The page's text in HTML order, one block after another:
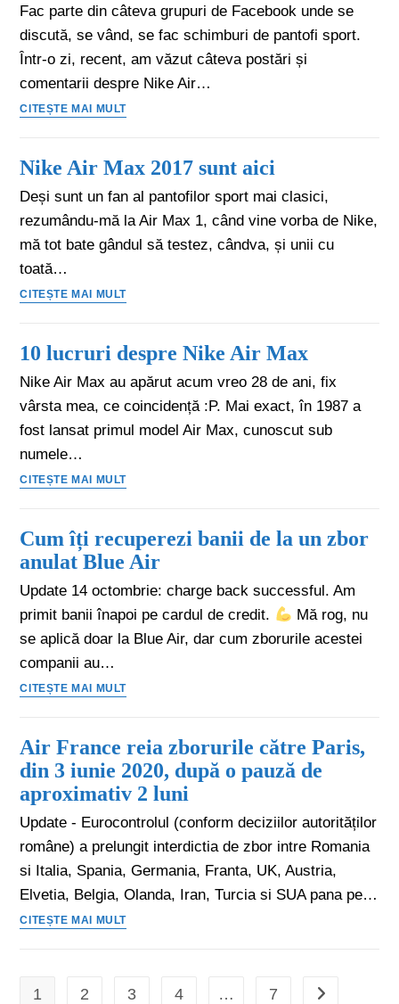
Fac parte din câteva grupuri de Facebook unde se
discută, se vând, se fac schimburi de pantofi sport.
Într-o zi, recent, am văzut câteva postări și
comentarii despre Nike Air…
CITEȘTE MAI MULT
Nike Air Max 2017 sunt aici
Deși sunt un fan al pantofilor sport mai clasici,
rezumându-mă la Air Max 1, când vine vorba de Nike,
mă tot bate gândul să testez, cândva, și unii cu
toată…
CITEȘTE MAI MULT
10 lucruri despre Nike Air Max
Nike Air Max au apărut acum vreo 28 de ani, fix
vârsta mea, ce coincidență :P. Mai exact, în 1987 a
fost lansat primul model Air Max, cunoscut sub
numele…
CITEȘTE MAI MULT
Cum îți recuperezi banii de la un zbor
anulat Blue Air
Update 14 octombrie: charge back successful. Am
primit banii înapoi pe cardul de credit.
Mă rog, nu
se aplică doar la Blue Air, dar cum zborurile acestei
companii au…
CITEȘTE MAI MULT
Air France reia zborurile către Paris,
din 3 iunie 2020, după o pauză de
aproximativ 2 luni
Update - Eurocontrolul (conform deciziilor autorităților
române) a prelungit interdictia de zbor intre Romania
si Italia, Spania, Germania, Franta, UK, Austria,
Elvetia, Belgia, Olanda, Iran, Turcia si SUA pana pe…
CITEȘTE MAI MULT
1 2 3 4 … 7